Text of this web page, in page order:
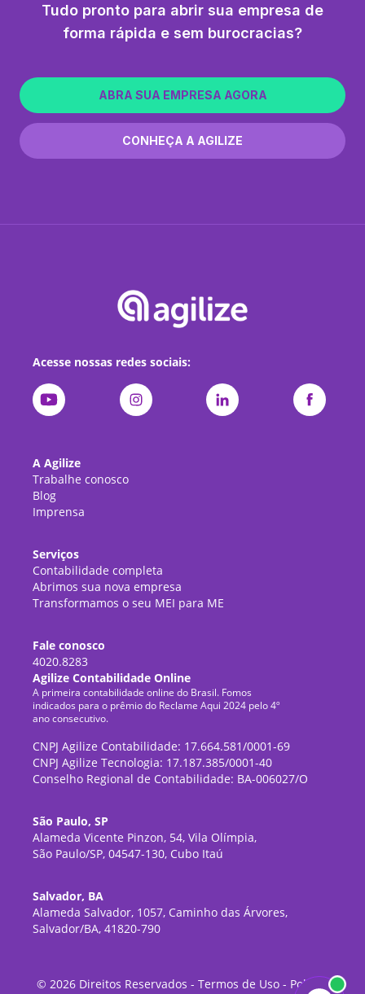
Tudo pronto para abrir sua empresa de
forma rápida e sem burocracias?
ABRA SUA EMPRESA AGORA
CONHEÇA A AGILIZE
Acesse nossas redes sociais:
A Agilize
Trabalhe conosco
Blog
Imprensa
Serviços
Contabilidade completa
Abrimos sua nova empresa
Transformamos o seu MEI para ME
Fale conosco
4020.8283
Agilize Contabilidade Online
A primeira contabilidade online do Brasil. Fomos
indicados para o prêmio do Reclame Aqui 2024 pelo 4º
ano consecutivo.
CNPJ Agilize Contabilidade: 17.664.581/0001-69
CNPJ Agilize Tecnologia: 17.187.385/0001-40
Conselho Regional de Contabilidade: BA-006027/O
São Paulo, SP
Alameda Vicente Pinzon, 54, Vila Olímpia,
São Paulo/SP, 04547-130, Cubo Itaú
Salvador, BA
Alameda Salvador, 1057, Caminho das Árvores,
Salvador/BA, 41820-790
© 2026Direitos Reservados - Termos de Uso- Política